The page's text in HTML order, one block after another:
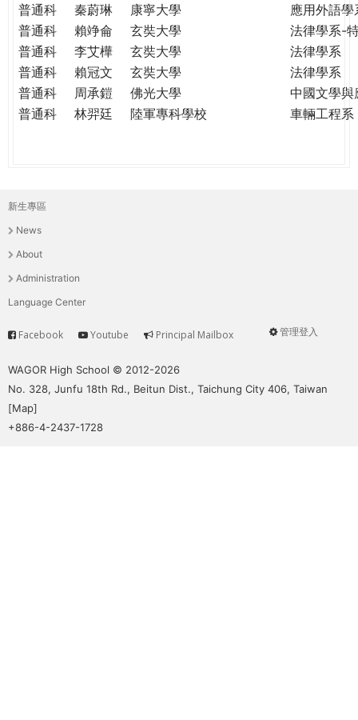
普通科
秦蔚琳 康寧大學
應用外語
普通科
賴竫侖 玄奘大學
法律學系-
普通科
李艾樺 玄奘大學
法律學系
普通科
賴冠文 玄奘大學
法律學系
普通科
周承鎧 佛光大學
中國文學與
普通科
林羿廷 陸軍專科學校 車輛工程系
主
選
單
新生專區
News
About
Administration
Language Center
User
管理登入
Service
Facebook Youtube Principal Mailbox
WAGOR High School © 2012-2026
No. 328, Junfu 18th Rd., Beitun Dist., Taichung City 406, Taiwan
[Map]
+886-4-2437-1728